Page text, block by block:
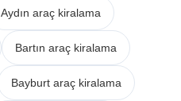
Aydın araç kiralama
Bartın araç kiralama
Bayburt araç kiralama